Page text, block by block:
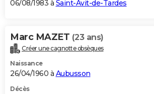
06/08/1983 à Saint-Avit-de-Tardes
Marc MAZET (23 ans)
Créer une cagnotte obsèques
Naissance
26/04/1960 à Aubusson
Décès